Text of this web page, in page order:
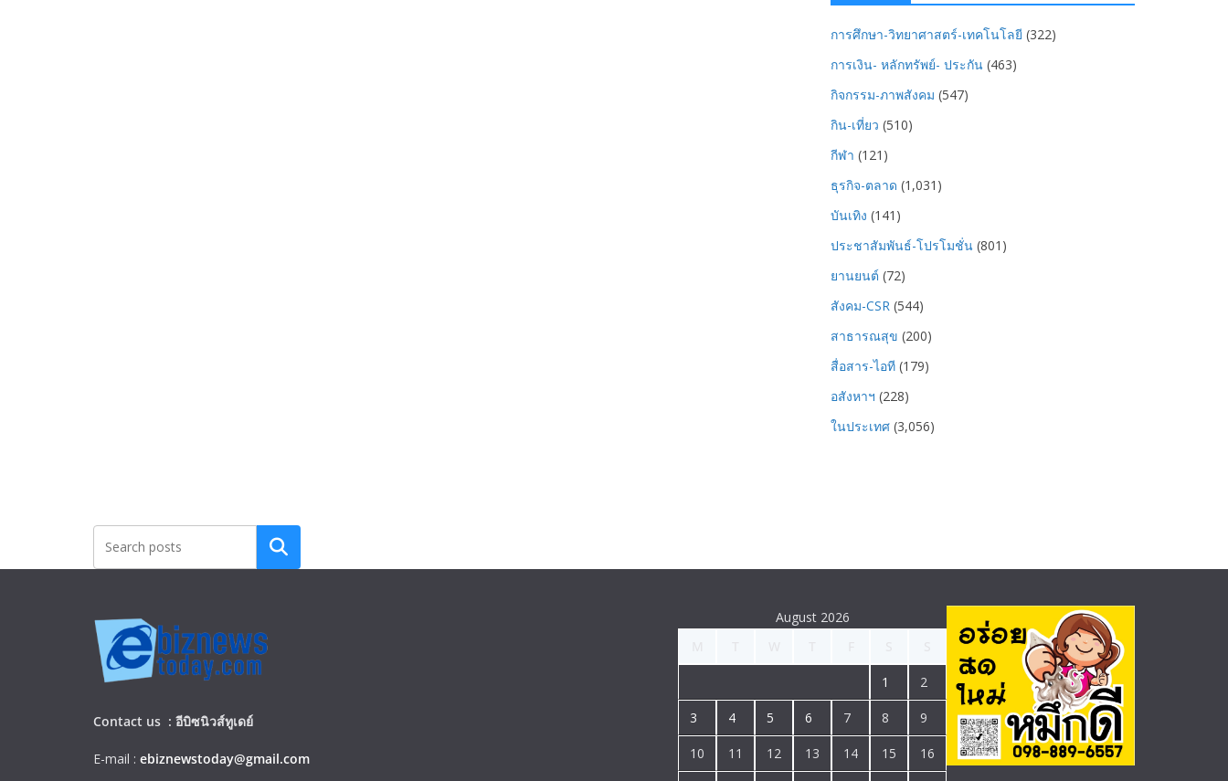
การศึกษา-วิทยาศาสตร์-เทคโนโลยี (322)
การเงิน- หลักทรัพย์- ประกัน (463)
กิจกรรม-ภาพสังคม (547)
กิน-เที่ยว (510)
กีฬา (121)
ธุรกิจ-ตลาด (1,031)
บันเทิง (141)
ประชาสัมพันธ์-โปรโมชั่น (801)
ยานยนต์ (72)
สังคม-CSR (544)
สาธารณสุข (200)
สื่อสาร-ไอที (179)
อสังหาฯ (228)
ในประเทศ (3,056)
Search
Contact us : อีบิซนิวส์ทูเดย์
E-mail : ebiznewstoday@gmail.com
August 2026
1 2
3 4 5 6 7 8 9
10 11 12 13 14 15 16